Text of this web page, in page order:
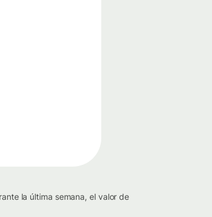
la última semana, el valor de